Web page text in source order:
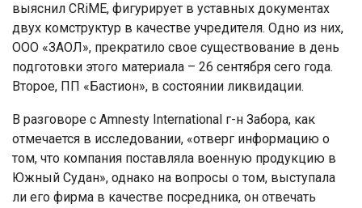
выяснил CRiME, фигурирует в уставных документах
двух комструктур в качестве учредителя. Одно из них,
ООО «ЗАОЛ», прекратило свое существование в день
подготовки этого материала – 26 сентября сего года.
Второе, ПП «Бастион», в состоянии ликвидации.
В разговоре с Amnesty International г-н Забора, как
отмечается в исследовании, «отверг информацию о
том, что компания поставляла военную продукцию в
Южный Судан», однако на вопросы о том, выступала
ли его фирма в качестве посредника, он отвечать